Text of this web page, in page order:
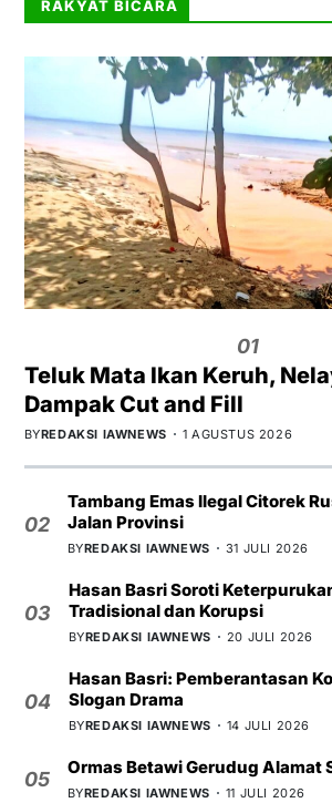
RAKYAT BICARA
01
Teluk Mata Ikan Keruh,
Dampak Cut and Fill
BYREDAKSI IAWNEWS 1 AGUSTUS 2026
02
Tambang Emas Ilegal Citorek
Jalan Provinsi
BYREDAKSI IAWNEWS 31 JULI 2026
03
Hasan Basri Soroti
Tradisional dan Korupsi
BYREDAKSI IAWNEWS 20 JULI 2026
04
Hasan Basri: Pemberantasan
Slogan Drama
BYREDAKSI IAWNEWS 14 JULI 2026
05
Ormas Betawi Gerudug Alamat
BYREDAKSI IAWNEWS 11 JULI 2026